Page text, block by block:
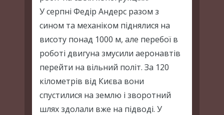
У серпні Федір Андерс разом з
сином та механіком піднялися на
висоту понад 1000 м, але перебої в
роботі двигуна змусили аеронавтів
перейти на вільний політ. За 120
кілометрів від Києва вони
спустилися на землю і зворотний
шлях здолали вже на підводі. У